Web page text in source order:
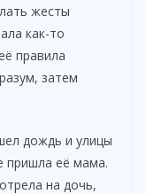
жесты
как-то
правила
затем
дождь и улицы
пришла её мама.
на дочь,